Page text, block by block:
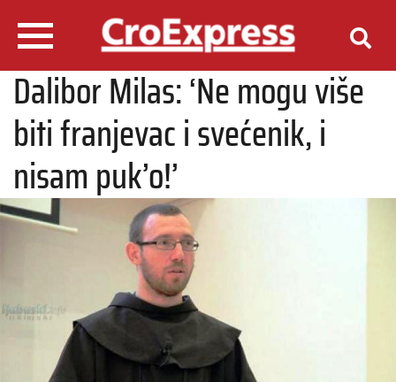
Dalibor Milas: ‘Ne mogu više
biti franjevac i svećenik, i
nisam puk’o!’